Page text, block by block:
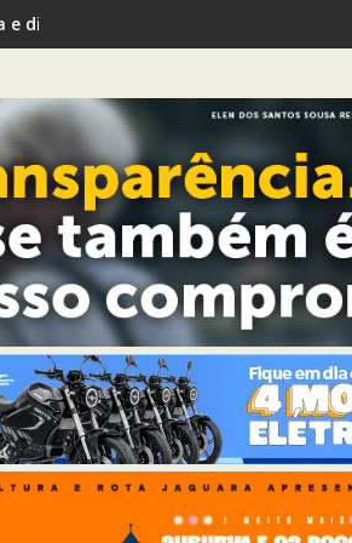
discriminação contra cadeirante em BH